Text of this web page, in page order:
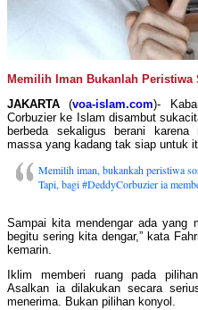
Memilih Iman Bukanlah Peristiwa
JAKARTA (voa-islam.com)-
Corbuzier ke Islam disambut
berbeda sekaligus berani karena
massa yang kadang tak siap untuk
Memilih iman, bukankah peristiwa
Tapi, bagi #DeddyCorbuzier ia
Sampai kita mendengar ada yang
begitu sering kita dengar,” kata
kemarin.
Iklim memberi ruang pada
Asalkan ia dilakukan secara
menerima. Bukan pilihan konyol.